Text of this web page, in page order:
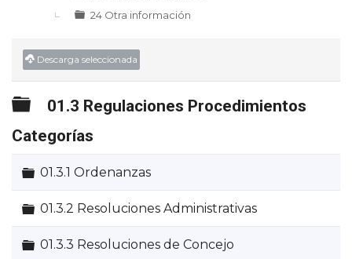
24 Otra información
Descarga seleccionada
Carpeta
01.3 Regulaciones Procedimientos
Categorías
Carpeta
01.3.1 Ordenanzas
Carpeta
01.3.2 Resoluciones Administrativas
Carpeta
01.3.3 Resoluciones de Concejo